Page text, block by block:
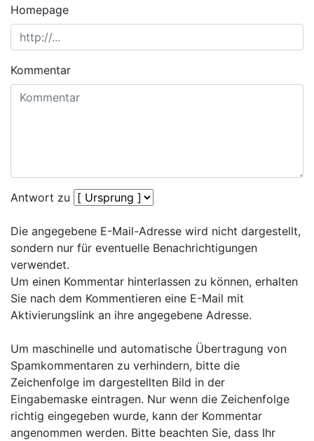
Homepage
Kommentar
Antwort zu
Die angegebene E-Mail-Adresse wird nicht dargestellt,
sondern nur für eventuelle Benachrichtigungen
verwendet.
Um einen Kommentar hinterlassen zu können, erhalten
Sie nach dem Kommentieren eine E-Mail mit
Aktivierungslink an ihre angegebene Adresse.
Um maschinelle und automatische Übertragung von
Spamkommentaren zu verhindern, bitte die
Zeichenfolge im dargestellten Bild in der
Eingabemaske eintragen. Nur wenn die Zeichenfolge
richtig eingegeben wurde, kann der Kommentar
angenommen werden. Bitte beachten Sie, dass Ihr